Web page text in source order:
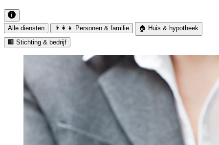
Alle diensten 👨‍👩‍👧 Personen & familie
🏠 Huis & hypotheek
🏢 Stichting & bedrijf